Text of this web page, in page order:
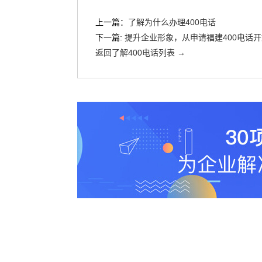
上一篇： 了解为什么办理400电话
下一篇: 提升企业形象，从申请福建400电话
返回了解400电话列表 →